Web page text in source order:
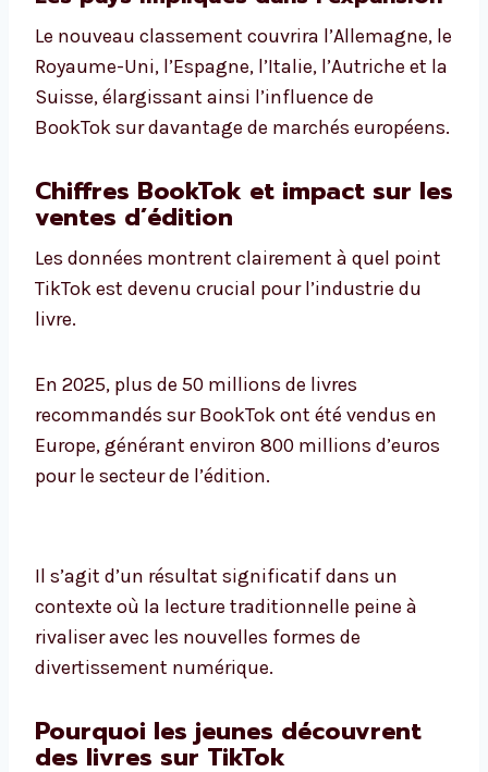
Le nouveau classement couvrira l’Allemagne, le
Royaume-Uni, l’Espagne, l’Italie, l’Autriche et la
Suisse, élargissant ainsi l’influence de
BookTok sur davantage de marchés européens.
Chiffres BookTok et impact sur les
ventes d’édition
Les données montrent clairement à quel point
TikTok est devenu crucial pour l’industrie du
livre.
En 2025, plus de 50 millions de livres
recommandés sur BookTok ont ​​été vendus en
Europe, générant environ 800 millions d’euros
pour le secteur de l’édition.
Il s’agit d’un résultat significatif dans un
contexte où la lecture traditionnelle peine à
rivaliser avec les nouvelles formes de
divertissement numérique.
Pourquoi les jeunes découvrent
des livres sur TikTok